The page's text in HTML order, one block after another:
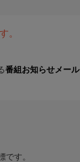
。
番組お知らせメール
です。